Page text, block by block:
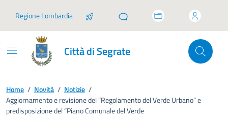
Regione Lombardia
Città di Segrate
Home / Novità / Notizie /
Aggiornamento e revisione del “Regolamento del Verde Urbano” e
predisposizione del “Piano Comunale del Verde